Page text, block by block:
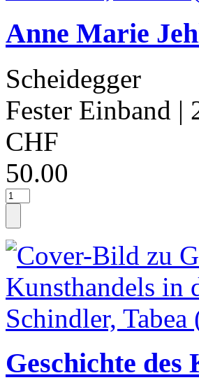
Anne Marie
Scheidegger
Fester Einband |
CHF
50.00
Geschichte des